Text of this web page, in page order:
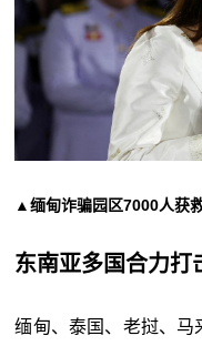
▲缅甸诈骗园区7000人获
东南亚多国合力打
缅甸、泰国、老挝、马